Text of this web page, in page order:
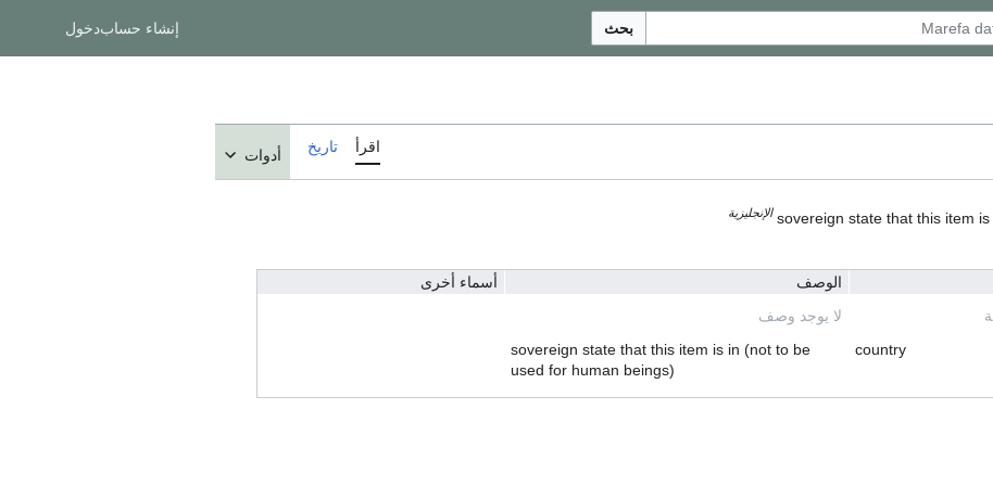
بحث إنشاء حسابدخول
اقرأ تاريخ أدوات
sovereign state that this item الإنجليزية
الوصف
أسماء أخرى
لا يوجد وصف
country
sovereign state that this item is in (not to be
used for human beings)